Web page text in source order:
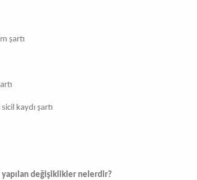
şartı
kaydı şartı
değişiklikler nelerdir?